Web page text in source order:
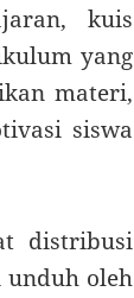
kuis
yang
materi,
siswa
distribusi
unduh oleh